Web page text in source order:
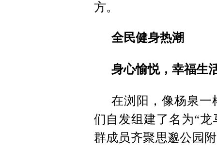
方。
全民健身热潮
身心愉悦，幸福生
在浏阳，像杨泉一
们自发组建了名为“
群成员齐聚思邈公园